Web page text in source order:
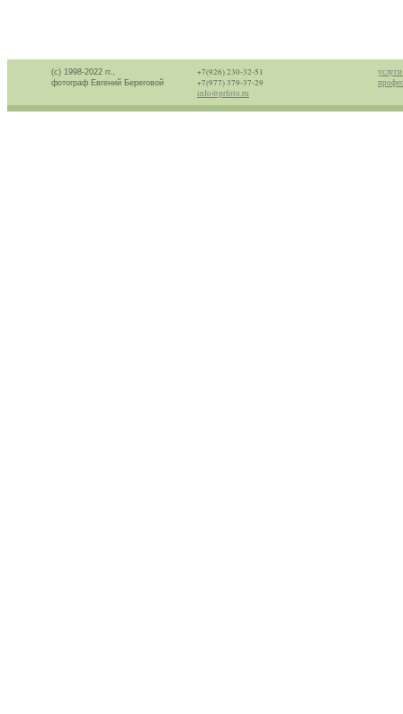
(с) 1998-2022 гг.,
фотограф Евгений Береговой
+7(926) 230-32-51
+7(977) 379-37-29
info@prfoto.ru